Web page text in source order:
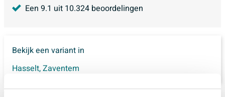
Een 9.1 uit 10.324 beoordelingen
Bekijk een variant in
Hasselt,Zaventem